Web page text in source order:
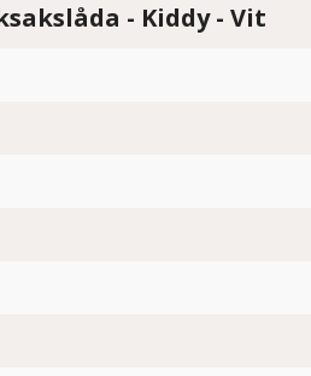
- Kiddy - Vit